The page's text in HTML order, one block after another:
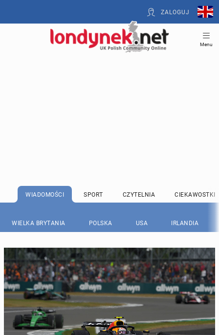
ZALOGUJ
Menu
WIADOMOŚCI SPORT CZYTELNIA CIEKAWOSTKI
WIELKA BRYTANIA POLSKA USA IRLANDIA